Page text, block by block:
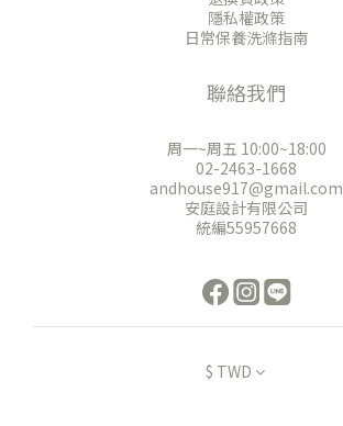
隱私權政策
日常保養洗滌指南
聯絡我們
周一~周五 10:00~18:00
02-2463-1668
andhouse917@gmail.com
安庭設計有限公司
統編55957668
$ TWD